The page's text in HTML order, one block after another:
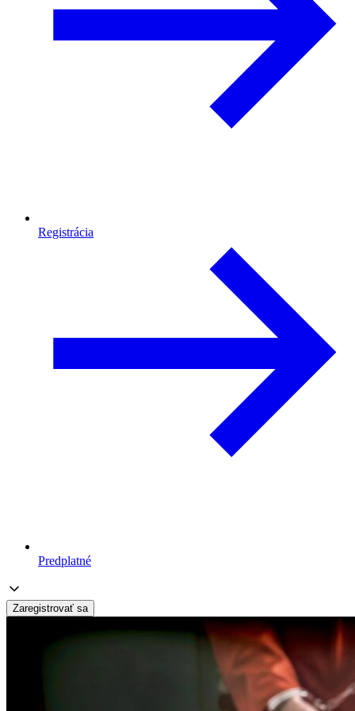
Registrácia
Predplatné
Zaregistrovať sa